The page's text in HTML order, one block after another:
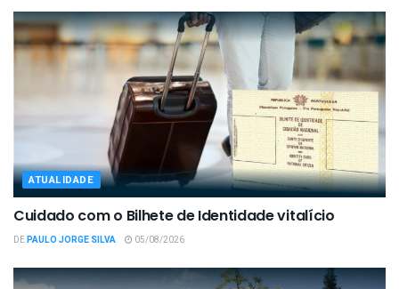
ATUALIDADE
Cuidado com o Bilhete de Identidade vitalício
DEPAULO JORGE SILVA 05/08/2026